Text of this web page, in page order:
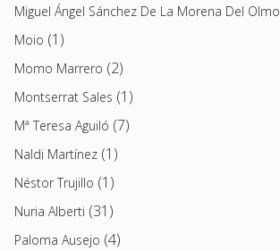
Miguel Ángel Sánchez De La Morena Del Olmo
Moio (1)
Momo Marrero (2)
Montserrat Sales (1)
Mª Teresa Aguiló (7)
Naldi Martínez (1)
Néstor Trujillo (1)
Nuria Alberti (31)
Paloma Ausejo (4)